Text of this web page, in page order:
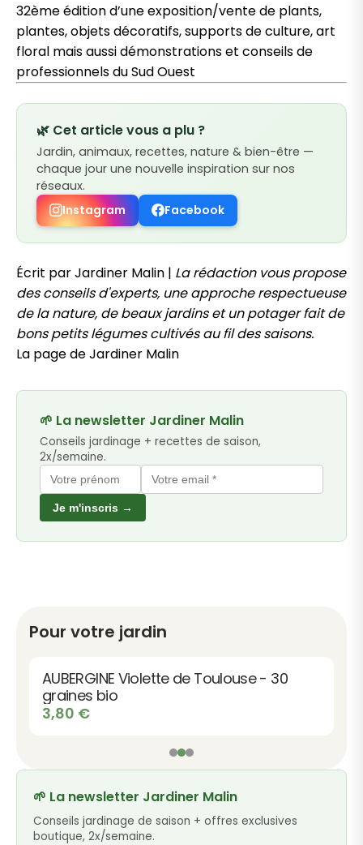
32ème édition d’une exposition/vente de plants,
plantes, objets décoratifs, supports de culture, art
floral mais aussi démonstrations et conseils de
professionnels du Sud Ouest
🌿 Cet article vous a plu ?
Jardin, animaux, recettes, nature & bien-être —
chaque jour une nouvelle inspiration sur nos
réseaux.
Instagram
Facebook
Écrit par Jardiner Malin | La rédaction vous propose
des conseils d'experts, une approche respectueuse
de la nature, de beaux jardins et un potager fait de
bons petits légumes cultivés au fil des saisons.
La page de Jardiner Malin
🌱 La newsletter Jardiner Malin
Conseils jardinage + recettes de saison,
2x/semaine.
Je m'inscris →
Pour votre jardin
AUBERGINE Violette de Toulouse - 30
graines bio
3,80 €
🌱 La newsletter Jardiner Malin
Conseils jardinage de saison + offres exclusives
boutique, 2x/semaine.